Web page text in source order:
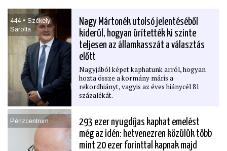
444 • Székely
Sarolta
Nagy Mártonék utolsó jelentéséből
kiderül, hogyan ürítették ki szinte
teljesen az államkasszát a választás
előtt
Nagyjából képet kaphatunk arról, hogyan
hozta össze a kormány máris a
rekordhiányt, vagyis az éves hiánycél 81
százalékát.
Pénzcentrum
293 ezer nyugdíjas kaphat emelést
még az idén: hetvenezren közülük több
mint 20 ezer forinttal kapnak majd